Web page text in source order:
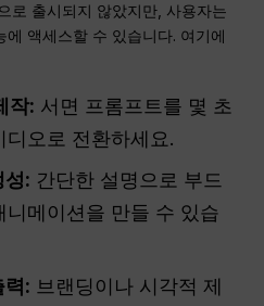
로 출시되지 않았지만, 사용자는
액세스할 수 있습니다. 여기에
작: 서면 프롬프트를 몇 초
디오로 전환하세요.
성: 간단한 설명으로 부드
니메이션을 만들 수 있습
력: 브랜딩이나 시각적 제